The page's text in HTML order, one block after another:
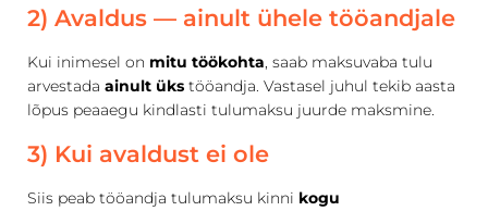
2) Avaldus — ainult ühele tööandjale
Kui inimesel on mitu töökohta, saab maksuvaba tulu
arvestada ainult üks tööandja. Vastasel juhul tekib aasta
lõpus peaaegu kindlasti tulumaksu juurde maksmine.
3) Kui avaldust ei ole
Siis peab tööandja tulumaksu kinni kogu